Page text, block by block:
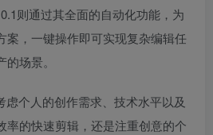
则通过其全面的自动化功能，为
案，一键操作即可实现复杂编辑任
场景。
个人的创作需求、技术水平以及
率的快速剪辑，还是注重创意的个